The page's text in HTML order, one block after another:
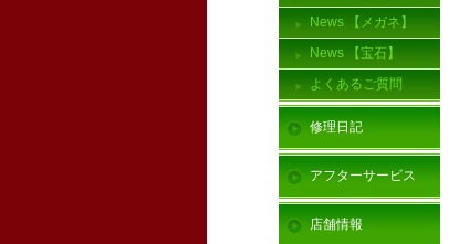
News 【メガネ】
News 【宝石】
よくあるご質問
修理日記
アフターサービス
店舗情報